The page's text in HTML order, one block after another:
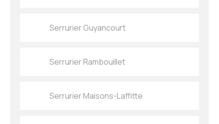
Serrurier Guyancourt
Serrurier Rambouillet
Serrurier Maisons-Laffitte